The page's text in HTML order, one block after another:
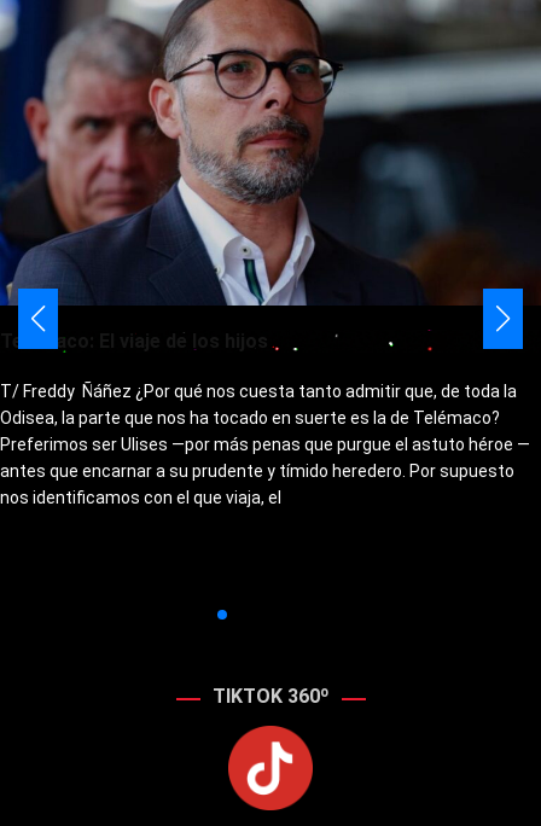
Telémaco: El viaje de los hijos
T/ Freddy Ñáñez ¿Por qué nos cuesta tanto admitir que, de toda la
Odisea, la parte que nos ha tocado en suerte es la de Telémaco?
Preferimos ser Ulises —por más penas que purgue el astuto héroe —
antes que encarnar a su prudente y tímido heredero. Por supuesto
nos identificamos con el que viaja, el
TIKTOK 360º